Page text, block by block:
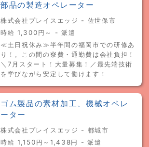
部品の製造オペレーター
株式会社プレイスエッジ - 佐世保市
時給 1,300円～ - 派遣
≪土日祝休み≫半年間の福岡市での研修あ
り！。この間の寮費・通勤費は会社負担！
＼7月スタート！大量募集！／最先端技術
を学びながら安定して働けます！
ゴム製品の素材加工、機械オペレ
ーター
株式会社プレイスエッジ - 都城市
時給 1,150円～1,438円 - 派遣